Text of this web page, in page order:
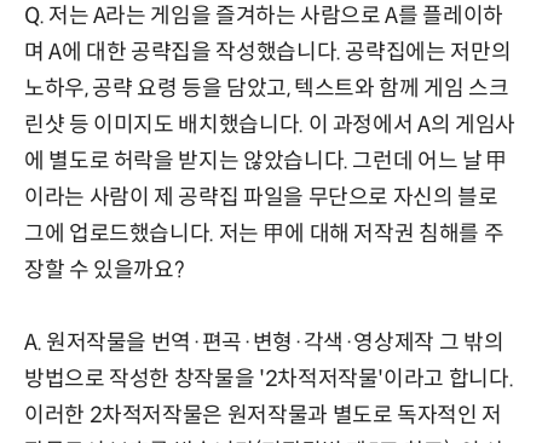
Q. 저는 A라는 게임을 즐겨하는 사람으로 A를 플레이하
며 A에 대한 공략집을 작성했습니다. 공략집에는 저만의
노하우, 공략 요령 등을 담았고, 텍스트와 함께 게임 스크
린샷 등 이미지도 배치했습니다. 이 과정에서 A의 게임사
에 별도로 허락을 받지는 않았습니다. 그런데 어느 날 甲
이라는 사람이 제 공략집 파일을 무단으로 자신의 블로
그에 업로드했습니다. 저는 甲에 대해 저작권 침해를 주
장할 수 있을까요?
A. 원저작물을 번역·편곡·변형·각색·영상제작 그 밖의
방법으로 작성한 창작물을 '2차적저작물'이라고 합니다.
이러한 2차적저작물은 원저작물과 별도로 독자적인 저